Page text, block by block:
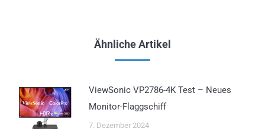
Ähnliche Artikel
ViewSonic VP2786-4K Test – Neues
Monitor-Flaggschiff
7. Dezember 2024